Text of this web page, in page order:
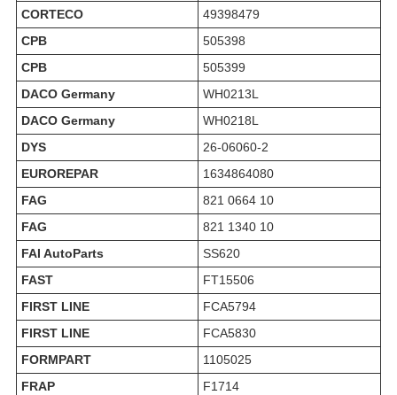
CORTECO
49398479
CPB
505398
CPB
505399
DACO Germany
WH0213L
DACO Germany
WH0218L
DYS
26-06060-2
EUROREPAR
1634864080
FAG
821 0664 10
FAG
821 1340 10
FAI AutoParts
SS620
FAST
FT15506
FIRST LINE
FCA5794
FIRST LINE
FCA5830
FORMPART
1105025
FRAP
F1714